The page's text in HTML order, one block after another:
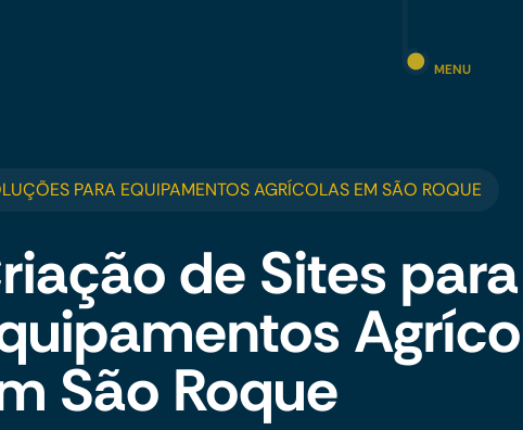
MENU
PARA EQUIPAMENTOS AGRÍCOLAS EM SÃO ROQUE
de Sites para
São Roque